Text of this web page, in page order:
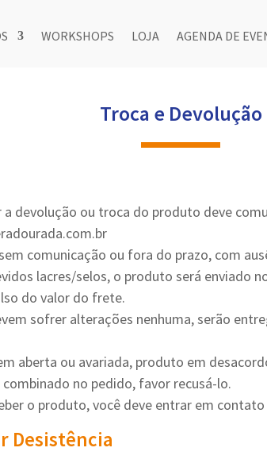
WORKSHOPS LOJA AGENDA DE
Troca e Devolução
a devolução ou troca do produto deve
comunicação ou fora do prazo, com
lacres/selos, o produto será enviado
do valor do frete.
sofrer alterações nenhuma, serão
aberta ou avariada, produto em
no pedido, favor recusá-lo.
o produto, você deve entrar em
Desistência